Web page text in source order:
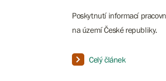
Poskytnutí informací
na území České republiky.
Celý článek